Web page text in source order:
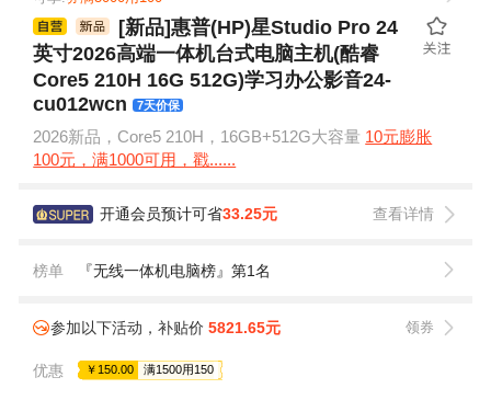
[新品]惠普(HP)星Studio Pro 24
英寸2026高端一体机台式电脑主机(酷睿
Core5 210H 16G 512G)学习办公影音24-
cu012wcn 7天价保
2026新品，Core5 210H，16GB+512G大容量 10元膨胀
100元，满1000可用，戳......
开通会员预计可省33.25元 查看详情
榜单 『无线一体机电脑榜』第1名
参加以下活动，补贴价5821.65元 领券
优惠 ￥150.00 满1500用150